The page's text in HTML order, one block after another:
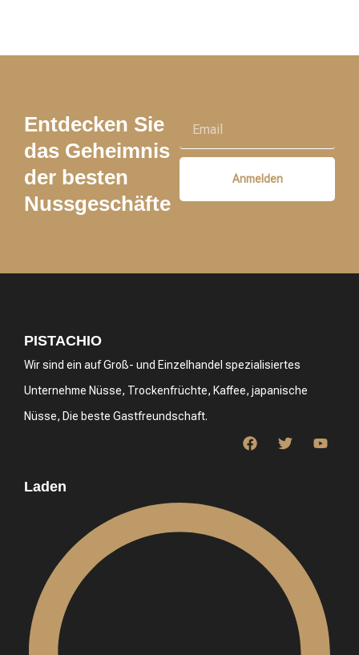
Entdecken Sie
das Geheimnis
der besten
Nussgeschäfte
Anmelden
PISTACHIO
Wir sind ein auf Groß- und Einzelhandel spezialisiertes
Unternehme Nüsse, Trockenfrüchte, Kaffee, japanische
Nüsse, Die beste Gastfreundschaft.
Laden